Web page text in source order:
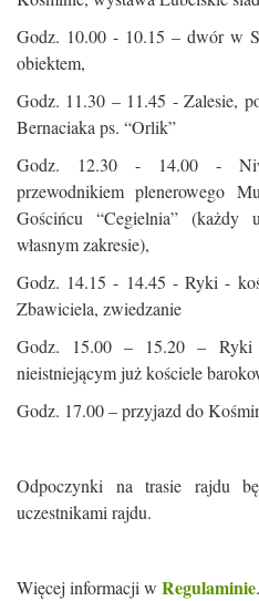
Godz. 10.00 - 10.15 – dwór w
obiektem,
Godz. 11.30 – 11.45 - Zalesie,
Bernaciaka ps. “Orlik”
Godz. 12.30 - 14.00 -
przewodnikiem plenerowego
Gościńcu “Cegielnia”
własnym zakresie),
Godz. 14.15 - 14.45 - Ryki -
Zbawiciela, zwiedzanie
Godz. 15.00 – 15.20 – Ryki
nieistniejącym już kościele
Godz. 17.00 – przyjazd do
Odpoczynki na trasie rajdu
uczestnikami rajdu.
Więcej informacji w Regulaminie